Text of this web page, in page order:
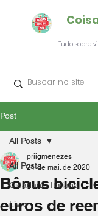
Tudo sobre
Post
All Posts
Cidadania Italiana
Livro
All Posts
Bônus
euros de
priigmenezes
21 de mai. de 2020